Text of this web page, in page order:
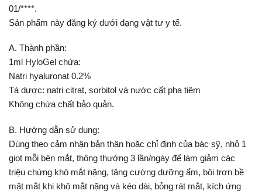
01/****.
Sản phẩm này đăng ký dưới dạng vật tư y tế.
A. Thành phần:
1ml HyloGel chứa:
Natri hyaluronat 0.2%
Tá dược: natri citrat, sorbitol và nước cất pha tiêm
Không chứa chất bảo quản.
B. Hướng dẫn sử dụng:
Dùng theo cảm nhận bản thân hoặc chỉ định của bác sỹ, nhỏ 1
giọt mỗi bên mắt, thông thường 3 lần/ngày để làm giảm các
triệu chứng khô mắt nặng, tăng cường dưỡng ẩm, bôi trơn bề
mặt mắt khi khô mắt nặng và kéo dài, bỏng rát mắt, kích ứng